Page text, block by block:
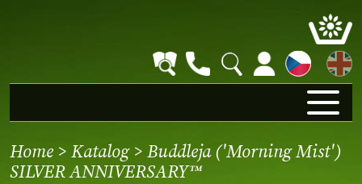
EN
Home > Katalog> Buddleja ('Morning Mist')
SILVER ANNIVERSARY™